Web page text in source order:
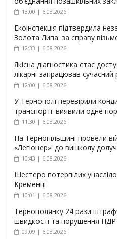
13:00 | 6.08.2026
Екоінспекція підтвердила
Золота Липа: за справу
12:33 | 6.08.2026
Якісна діагностика стає
лікарні запрацював сучасний
12:00 | 6.08.2026
У Тернополі перевірили
транспорті: виявили одне
11:30 | 6.08.2026
На Тернопільщині провели
«Легіонер»: до вишколу
10:43 | 6.08.2026
Шестеро потерпілих
Кременці
10:01 | 6.08.2026
Тернополянку 24 рази
швидкості та порушення ПДР
09:09 | 6.08.2026